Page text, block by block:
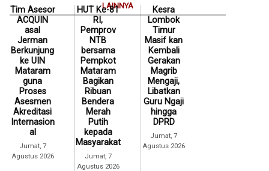
LAINNYA
Tim Asesor
ACQUIN
asal
Jerman
Berkunjung
ke UIN
Mataram
guna
Proses
Asesmen
Akreditasi
Internasion
al
Jumat, 7
Agustus 2026
HUT Ke-81
RI,
Pemprov
NTB
bersama
Pempkot
Mataram
Bagikan
Ribuan
Bendera
Merah
Putih
kepada
Masyarakat
Jumat, 7
Agustus 2026
Kesra
Lombok
Timur
Masif kan
Kembali
Gerakan
Magrib
Mengaji,
Libatkan
Guru Ngaji
hingga
DPRD
Jumat, 7
Agustus 2026